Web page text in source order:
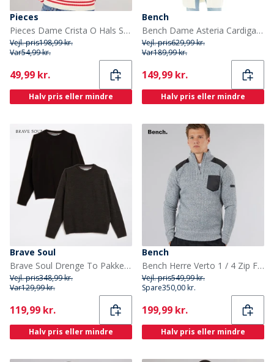
Pieces
Pieces Dame Crista O Hals Strikket Sweater Lollipop
Vejl. pris198,99 kr.
Var54,99 kr.
Current
49,99 kr.
Halv pris eller mindre
Bench
Bench Dame Asteria Cardigan Ecru
Vejl. pris629,99 kr.
Var189,99 kr.
Current
149,99 kr.
Halv pris eller mindre
Brave Soul
Brave Soul Drenge To Pakke Jumper Multi
Vejl. pris348,99 kr.
Var129,99 kr.
Current
119,99 kr.
Halv pris eller mindre
Bench
Bench Herre Verto 1 / 4 Zip Funnel Neck Jumper Lys Grå Melering
Vejl. pris549,99 kr.
Spare350,00 kr.
Current
199,99 kr.
Halv pris eller mindre